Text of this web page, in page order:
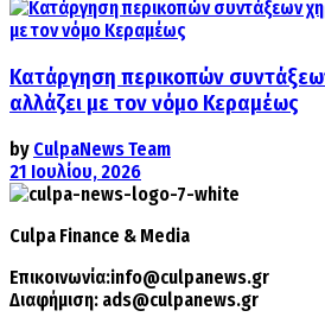
Κατάργηση περικοπών
αλλάζει με τον νόμο Κεραμέως
by CulpaNews Team
21 Ιουλίου, 2026
Culpa Finance & Media
Επικοινωνία:info@culpanews.gr
Διαφήμιση: ads@culpanews.gr